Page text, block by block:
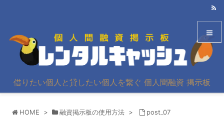
借りたい個人と貸したい個人を繋ぐ 個人間融資 掲示板
HOME > 融資掲示板の使用方法 > post_07